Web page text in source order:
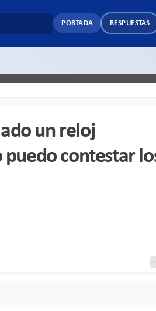
PORTADA RESPUESTAS
un reloj
contestar